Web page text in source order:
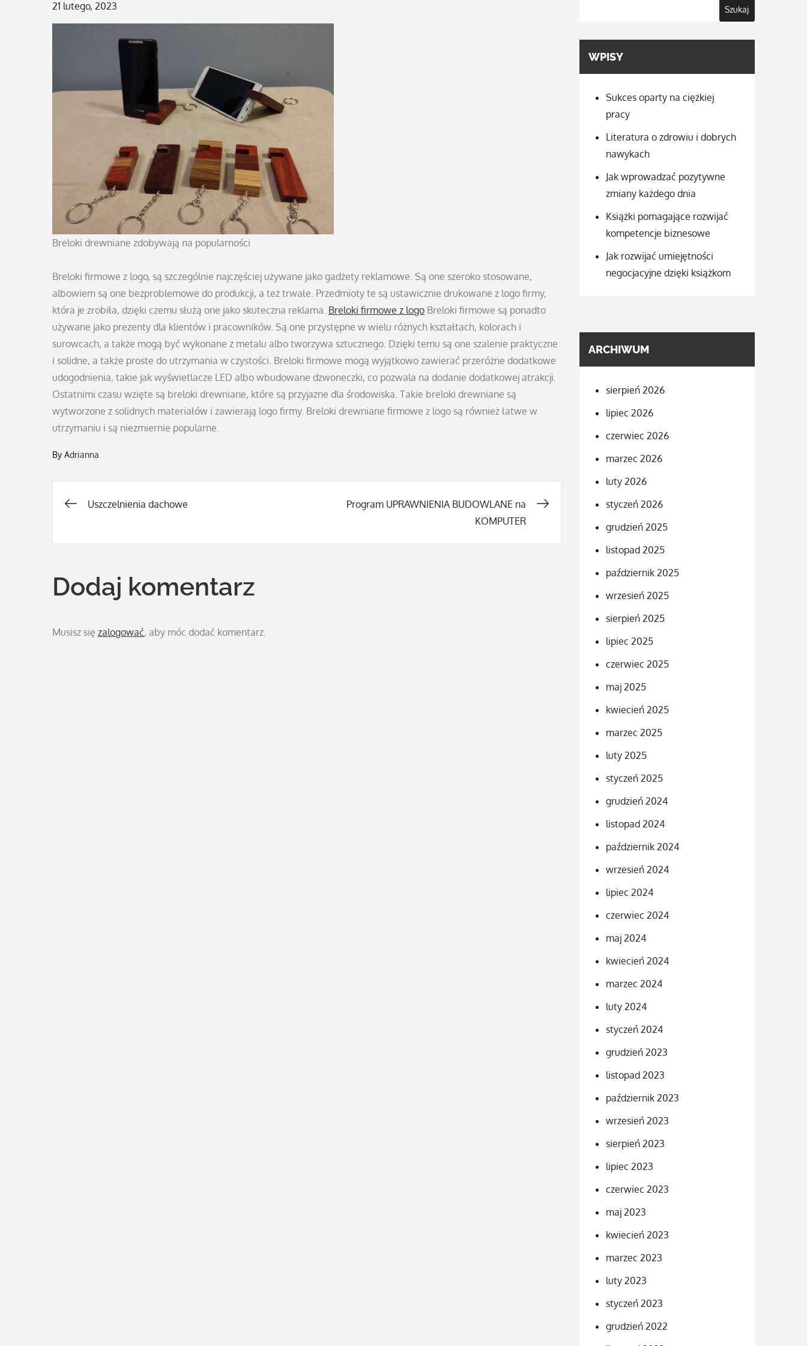
Posted
on
21 lutego, 2023
Breloki drewniane zdobywają na popularności
Breloki firmowe z logo, są szczególnie najczęściej używane jako gadżety reklamowe. Są one szeroko stosowane,
albowiem są one bezproblemowe do produkcji, a też trwałe. Przedmioty te są ustawicznie drukowane z logo firmy,
która je zrobiła, dzięki czemu służą one jako skuteczna reklama. Breloki firmowe z logo Breloki firmowe są ponadto
używane jako prezenty dla klientów i pracowników. Są one przystępne w wielu różnych kształtach, kolorach i
surowcach, a także mogą być wykonane z metalu albo tworzywa sztucznego. Dzięki temu są one szalenie praktyczne
i solidne, a także proste do utrzymania w czystości. Breloki firmowe mogą wyjątkowo zawierać przeróżne dodatkowe
udogodnienia, takie jak wyświetlacze LED albo wbudowane dzwoneczki, co pozwala na dodanie dodatkowej atrakcji.
Ostatnimi czasu wzięte są breloki drewniane, które są przyjazne dla środowiska. Takie breloki drewniane są
wytworzone z solidnych materiałów i zawierają logo firmy. Breloki drewniane firmowe z logo są również łatwe w
utrzymaniu i są niezmiernie popularne.
By Adrianna
Nawigacja
Uszczelnienia dachowe
Program UPRAWNIENIA BUDOWLANE na
KOMPUTER
Dodaj komentarz
Musisz się zalogować, aby móc dodać komentarz.
Szukaj
WPISY
Sukces oparty na ciężkiej
pracy
Literatura o zdrowiu i dobrych
nawykach
Jak wprowadzać pozytywne
zmiany każdego dnia
Książki pomagające rozwijać
kompetencje biznesowe
Jak rozwijać umiejętności
negocjacyjne dzięki książkom
ARCHIWUM
sierpień 2026
lipiec 2026
czerwiec 2026
marzec 2026
luty 2026
styczeń 2026
grudzień 2025
listopad 2025
październik 2025
wrzesień 2025
sierpień 2025
lipiec 2025
czerwiec 2025
maj 2025
kwiecień 2025
marzec 2025
luty 2025
styczeń 2025
grudzień 2024
listopad 2024
październik 2024
wrzesień 2024
lipiec 2024
czerwiec 2024
maj 2024
kwiecień 2024
marzec 2024
luty 2024
styczeń 2024
grudzień 2023
listopad 2023
październik 2023
wrzesień 2023
sierpień 2023
lipiec 2023
czerwiec 2023
maj 2023
kwiecień 2023
marzec 2023
luty 2023
styczeń 2023
grudzień 2022